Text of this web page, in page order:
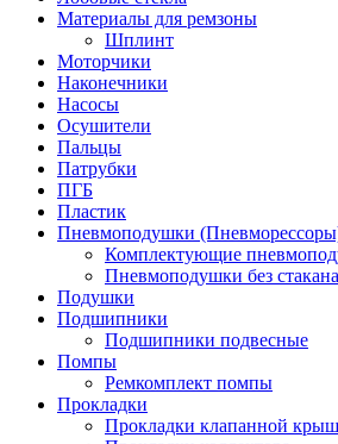
Материалы для ремзоны
Шплинт
Моторчики
Наконечники
Насосы
Осушители
Пальцы
Патрубки
ПГБ
Пластик
Пневмоподушки
Комплектующие
Пневмоподушки без стакана
Подушки
Подшипники
Подшипники подвесные
Помпы
Ремкомплект помпы
Прокладки
Прокладки клапанной